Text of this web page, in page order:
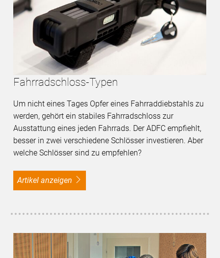
Fahrradschloss-Typen
Um nicht eines Tages Opfer eines Fahrraddiebstahls zu
werden, gehört ein stabiles Fahrradschloss zur
Ausstattung eines jeden Fahrrads. Der ADFC empfiehlt,
besser in zwei verschiedene Schlösser investieren. Aber
welche Schlösser sind zu empfehlen?
Artikel anzeigen